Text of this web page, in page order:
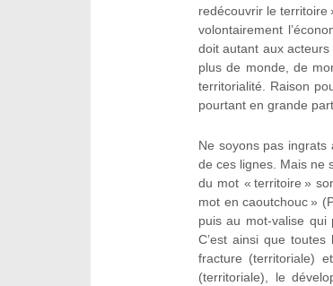
redécouvrir le territoire
volontairement
doit autant aux
plus de monde, de
territorialité. Raison
pourtant en grande
Ne soyons pas ingrats
de ces lignes. Mais ne
du mot « territoire »
mot en caoutchouc »
puis au mot-valise
C’est ainsi que
fracture (territoriale)
(territoriale), le